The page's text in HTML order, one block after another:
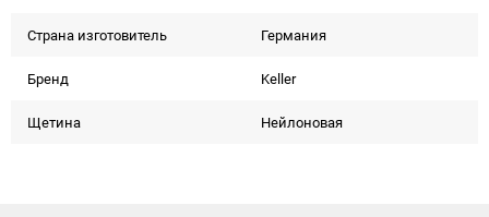
Страна изготовитель Германия
Бренд Keller
Щетина Нейлоновая